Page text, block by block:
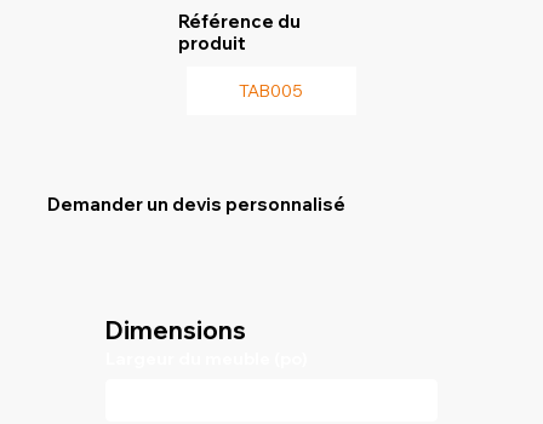
Référence du
produit
TAB005
Demander un devis personnalisé
Dimensions